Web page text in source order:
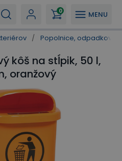
MENU
0
/ Popolnice, odpadkové
kôš na stĺpik, 50 l,
oranžový